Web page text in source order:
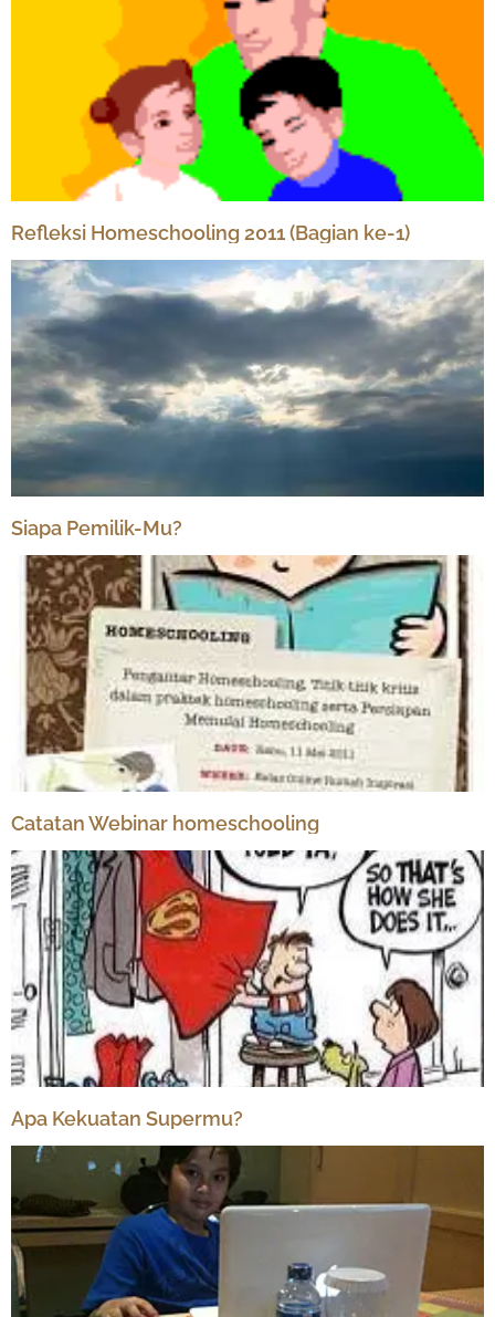
Refleksi Homeschooling 2011 (Bagian ke-1)
Siapa Pemilik-Mu?
Catatan Webinar homeschooling
Apa Kekuatan Supermu?